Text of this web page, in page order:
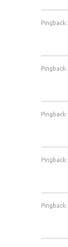
Pingback:
Pingback:
Pingback:
Pingback:
Pingback: